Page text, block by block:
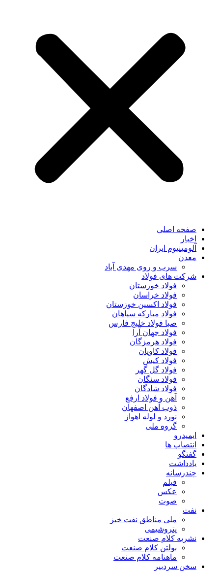
صفحه اصلی
اخبار
آلومینیوم ایران
معدن
سرب و روی مهدی آباد
شرکت های فولاد
فولاد خوزستان
فولاد خراسان
فولاد اکسین خوزستان
فولاد مبارکه سپاهان
صبا فولاد خلیج فارس
فولاد جهان آرا
فولاد هرمزگان
فولاد کاویان
فولاد کیش
فولاد گل گهر
فولاد سنگان
فولاد شادگان
آهن و فولاد ارفع
ذوب آهن اصفهان
نورد و لوله اهواز
گروه ملی
ایمیدرو
انتصاب ها
گفتگو
یادداشت
چندرسانه
فیلم
عکس
صوت
نفت
ملی مناطق نفت خیز
پتروشیمی
نشریه کلام صنعت
بولتن کلام صنعت
ماهنامه کلام صنعت
سخن سردبیر